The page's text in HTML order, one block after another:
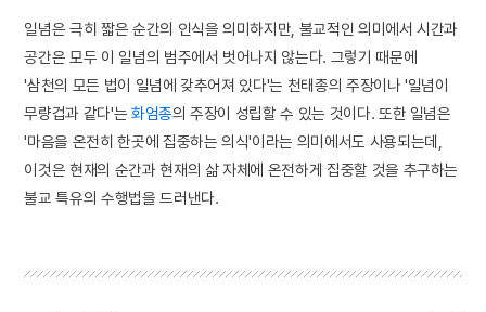
일념은 극히 짧은 순간의 인식을 의미하지만, 불교적인 의미에서 시간과
공간은 모두 이 일념의 범주에서 벗어나지 않는다. 그렇기 때문에
'삼천의 모든 법이 일념에 갖추어져 있다'는 천태종의 주장이나 '일념이
무량겁과 같다'는 화엄종의 주장이 성립할 수 있는 것이다. 또한 일념은
'마음을 온전히 한곳에 집중하는 의식'이라는 의미에서도 사용되는데,
이것은 현재의 순간과 현재의 삶 자체에 온전하게 집중할 것을 추구하는
불교 특유의 수행법을 드러낸다.